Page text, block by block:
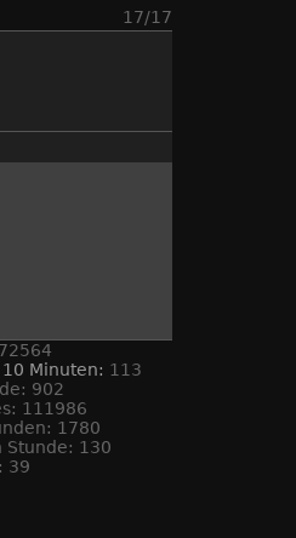
17/17
Minuten: 113
902
111986
1780
Stunde: 130
39